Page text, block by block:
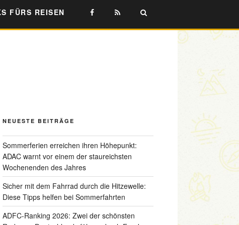
FÜRS REISEN
NEUESTE BEITRÄGE
Sommerferien erreichen ihren Höhepunkt:
ADAC warnt vor einem der staureichsten
Wochenenden des Jahres
Sicher mit dem Fahrrad durch die Hitzewelle:
Diese Tipps helfen bei Sommerfahrten
ADFC-Ranking 2026: Zwei der schönsten